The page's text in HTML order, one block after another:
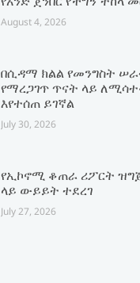
August 4, 2026
በሲዳማ ክልል የመንግስት
የማረጋገጥ ጥናት ላይ
እየተሰጠ ይገኛል
July 30, 2026
የኢኮኖሚ ቆጠራ ሪፖርት
ላይ ውይይት ተደረገ
July 27, 2026